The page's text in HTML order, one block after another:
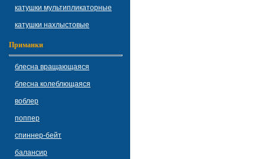
катушки мультипликаторные
катушки нахлыстовые
Приманки
блесна вращающаяся
блесна колеблющаяся
воблер
поппер
спиннер-бейт
балансир